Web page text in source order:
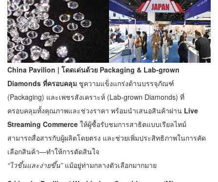
China Pavilion | โดดเด่นด้วย Packaging & Lab-grown
Diamonds ที่ครอบคลุม ชูความแข็งแกร่งด้านบรรจุภัณฑ์
(Packaging) และเพชรสังเคราะห์ (Lab-grown Diamonds) ที่
ครอบคลุมทั้งคุณภาพและช่วงราคา พร้อมนำเสนอสินค้าผ่าน Live
Streaming Commerce ให้ผู้ซื้อรับชมการสาธิตแบบเรียลไทม์
สามารถสื่อสารกับผู้ผลิตโดยตรง และช่วยเพิ่มประสิทธิภาพในการคัด
เลือกสินค้า—ทำให้การตัดสินใจ
“ไวขึ้นและง่ายขึ้น”แม้อยู่ท่ามกลางตัวเลือกมากมาย